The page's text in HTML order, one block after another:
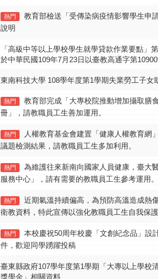
熱門
教育部檢送「受傳染病疫情影響學生申
說明
「高級中等以上學校學生就學貸款作業要點」
於中華民國109年7月23日以臺教高通字第
東南科技大學 108學年度第1學期失業勞工子女
熱門
教育部完成「大專校院推動增加攝取膳
冊」，請教職員工生善加運用。
熱門
人權教育基金會建置「健康人權教育網
議題檢測結果，請教職員工生多加利用。
熱門
為維護往來新南向國家人員健康，臺大
服務中心」，請有需要的教職員工生參考運用。
熱門
近期氣溫持續偏高，為預防高溫造成熱
衛教資料，特此宣傳以強化教職員工生自我保護
熱門
本校慶祝50周年校慶「文創紀念品」設
件，歡迎同學踴躍投稿
臺東縣政府107學年度第1學期「大專以上學校
獎學金」相關資料